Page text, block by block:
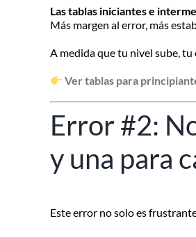
Las tablas iniciantes e
Más margen al error, más
A medida que tu nivel sube,
Ver tablas para
Error #2:
y una para
Este error no solo es